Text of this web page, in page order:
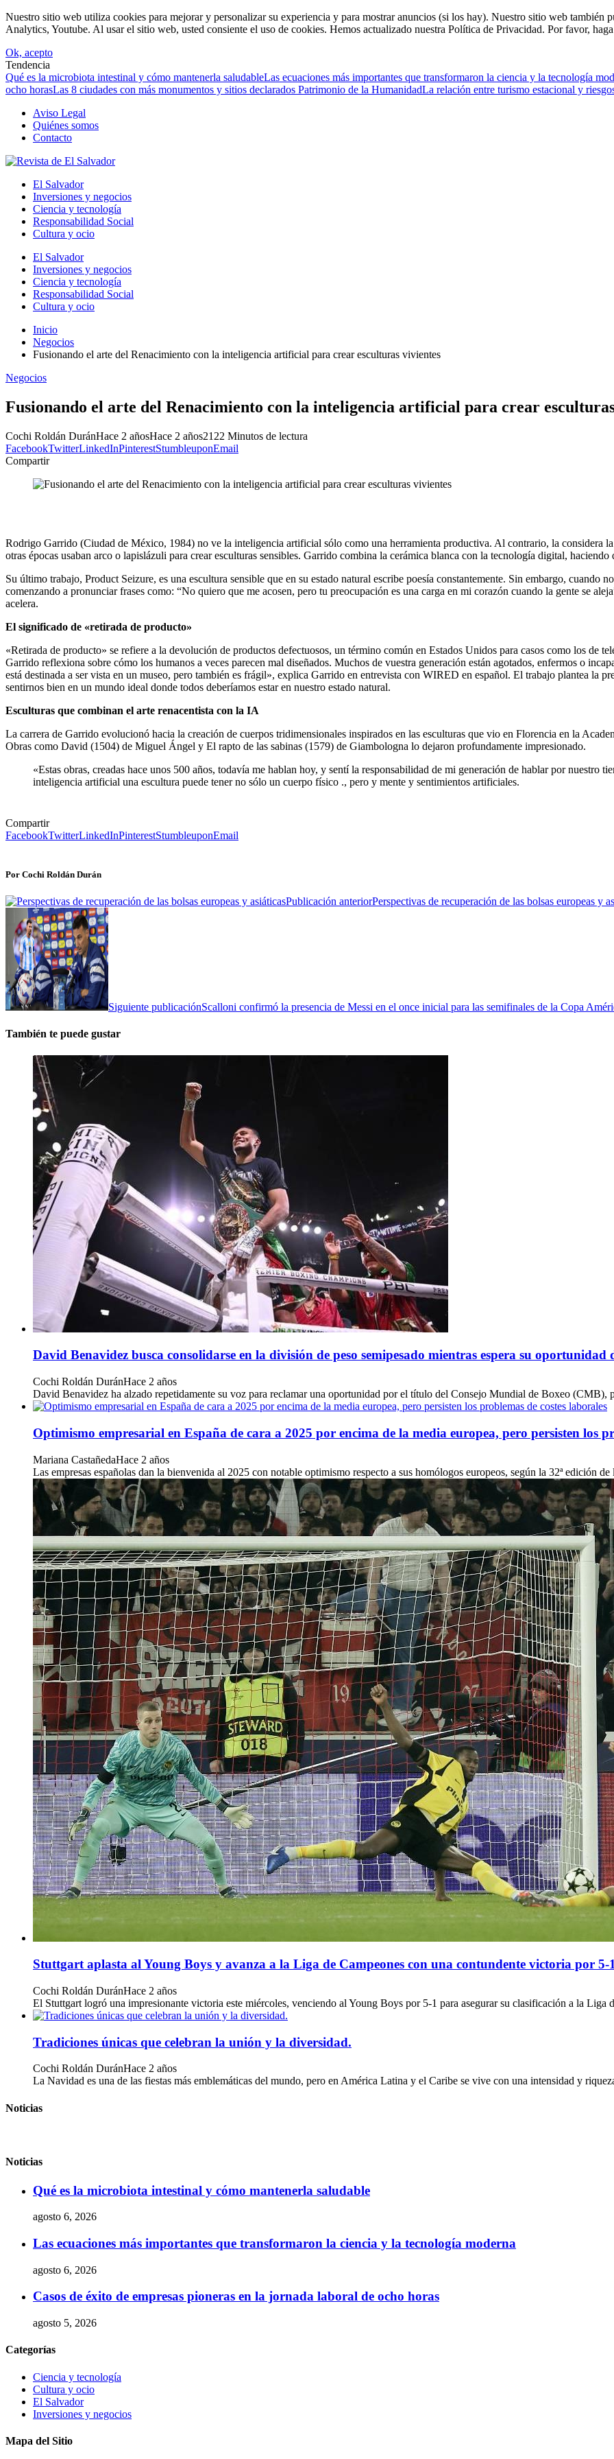
Nuestro sitio web utiliza cookies para mejorar y personalizar su experiencia y para mostrar anuncios (si los hay). Nuestro sitio web también
Analytics, Youtube. Al usar el sitio web, usted consiente el uso de cookies. Hemos actualizado nuestra Política de Privacidad. Por favor,
Ok, acepto
Tendencia
Qué es la microbiota intestinal y cómo mantenerla saludableLas ecuaciones más importantes que transformaron la ciencia y la tecnología
ocho horasLas 8 ciudades con más monumentos y sitios declarados Patrimonio de la HumanidadLa relación entre turismo estacional y
Aviso Legal
Quiénes somos
Contacto
El Salvador
Inversiones y negocios
Ciencia y tecnología
Responsabilidad Social
Cultura y ocio
El Salvador
Inversiones y negocios
Ciencia y tecnología
Responsabilidad Social
Cultura y ocio
Inicio
Negocios
Fusionando el arte del Renacimiento con la inteligencia artificial para crear esculturas vivientes
Negocios
Fusionando el arte del Renacimiento con la inteligencia artificial para crear
Cochi Roldán DuránHace 2 añosHace 2 años2122 Minutos de lectura
FacebookTwitterLinkedInPinterestStumbleuponEmail
Compartir
Rodrigo Garrido (Ciudad de México, 1984) no ve la inteligencia artificial sólo como una herramienta productiva. Al contrario, la considera
otras épocas usaban arco o lapislázuli para crear esculturas sensibles. Garrido combina la cerámica blanca con la tecnología digital,
Su último trabajo, Product Seizure, es una escultura sensible que en su estado natural escribe poesía constantemente. Sin embargo, cuando
comenzando a pronunciar frases como: “No quiero que me acosen, pero tu preocupación es una carga en mi corazón cuando la gente se
acelera.
El significado de «retirada de producto»
«Retirada de producto» se refiere a la devolución de productos defectuosos, un término común en Estados Unidos para casos como los de
Garrido reflexiona sobre cómo los humanos a veces parecen mal diseñados. Muchos de vuestra generación están agotados, enfermos o
está destinada a ser vista en un museo, pero también es frágil», explica Garrido en entrevista con WIRED en español. El trabajo plantea la
sentirnos bien en un mundo ideal donde todos deberíamos estar en nuestro estado natural.
Esculturas que combinan el arte renacentista con la IA
La carrera de Garrido evolucionó hacia la creación de cuerpos tridimensionales inspirados en las esculturas que vio en Florencia en la
Obras como David (1504) de Miguel Ángel y El rapto de las sabinas (1579) de Giambologna lo dejaron profundamente impresionado.
«Estas obras, creadas hace unos 500 años, todavía me hablan hoy, y sentí la responsabilidad de mi generación de hablar por nuestro
inteligencia artificial una escultura puede tener no sólo un cuerpo físico ., pero y mente y sentimientos artificiales.
Compartir
FacebookTwitterLinkedInPinterestStumbleuponEmail
Por Cochi Roldán Durán
Publicación anteriorPerspectivas de recuperación de las bolsas europeas y
Siguiente publicaciónScalloni confirmó la presencia de Messi en el once inicial para las semifinales de la Copa
También te puede gustar
David Benavidez busca consolidarse en la división de peso semipesado mientras espera su
Cochi Roldán DuránHace 2 años
David Benavidez ha alzado repetidamente su voz para reclamar una oportunidad por el título del Consejo Mundial de Boxeo (CMB),
Optimismo empresarial en España de cara a 2025 por encima de la media europea, pero persisten los
Mariana CastañedaHace 2 años
Las empresas españolas dan la bienvenida al 2025 con notable optimismo respecto a sus homólogos europeos, según la 32ª edición
Stuttgart aplasta al Young Boys y avanza a la Liga de Campeones con una contundente victoria por 5-
Cochi Roldán DuránHace 2 años
El Stuttgart logró una impresionante victoria este miércoles, venciendo al Young Boys por 5-1 para asegurar su clasificación a la Liga
Tradiciones únicas que celebran la unión y la diversidad.
Cochi Roldán DuránHace 2 años
La Navidad es una de las fiestas más emblemáticas del mundo, pero en América Latina y el Caribe se vive con una intensidad y
Noticias
Noticias
Qué es la microbiota intestinal y cómo mantenerla saludable
agosto 6, 2026
Las ecuaciones más importantes que transformaron la ciencia y la tecnología moderna
agosto 6, 2026
Casos de éxito de empresas pioneras en la jornada laboral de ocho horas
agosto 5, 2026
Categorías
Ciencia y tecnología
Cultura y ocio
El Salvador
Inversiones y negocios
Mapa del Sitio